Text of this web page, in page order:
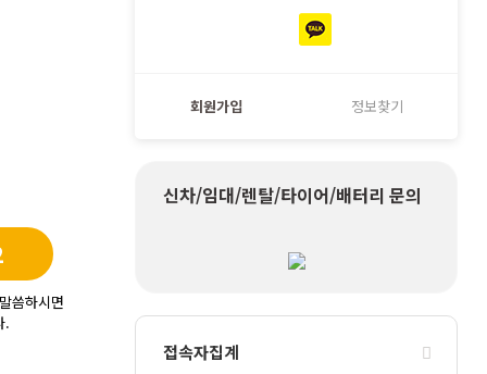
씀하시면
.
회원가입 정보찾기
신차/임대/렌탈/타이어/배터리 문의
접속자집계